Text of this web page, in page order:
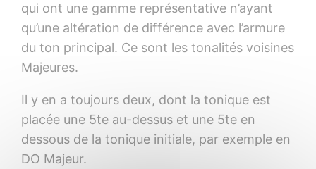
qui ont une gamme représentative n’ayant
qu’une altération de différence avec l’armure
du ton principal. Ce sont les tonalités voisines
Majeures.
Il y en a toujours deux, dont la tonique est
placée une 5te au-dessus et une 5te en
dessous de la tonique initiale, par exemple en
DO Majeur.